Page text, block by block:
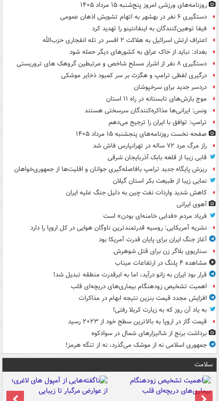
روزنامه‌های ورزشی امروز پنج‌شنبه ۱۵ مرداد ۱۴۰۵
دستگیری ۶ نفر در بهشهر به اتهام تشویش اذهان عمومی
فیفا توهین‌کنندگان به اینفانتینو را تهدید کرد
اعتراف ارتش اسرائیل به هلاکت ۲ افسر در تله انفجاری حزب‌الله
بغداد: نباید از خاک عراق به کشورهای دیگر حمله شود
دستگیری ۸ نفر از اشرار مسلح شاخص و مرتبطین گروهک های تروریستی
درگیری لفظی ترامپ و هگزث بر سر کمبود ذخایر موشکی
دردسر جدید برای سرخپوشان
موج بارش‌های تابستانه در راه ۱۱ استان
ونس: ایرانی‌ها مذاکره‌کنندگان سرسختی هستند
ترامپ: توافق با ایران را ترجیح می‌دهم
صفحه نخست روزنامه‌های پنجشنبه ۱۵ مرداد ۱۴۰۵
راز مرگ مرد ۷۲ ساله در تهرانپارس فاش شد
قابی زیبا از قلعه بابک آذربایجان شرقی
ریزش پایگاه جدید ترامپ بافاصله‌گیری جوانان و اقلیت‌ها از جمهوری‌خواهان
نمایی زیبا از طبیعت بکر استان گیلان
کاهش شدید واردات نفت چین به دلیل جنگ علیه ایران
آهوی ایرانی
فریاد مردم «فدایی خامنه‌ای بودن» است
نشریه آمریکایی: روسیه قدرتمندترین ناوگان هوایی در کل اروپا را دارد
آغاز جنگ ایران برای پایان قدرت آمریکا بود
سناریوی بلاگر زن برای قتل شوهرش
مشاهده ۴ پلنگ در ارتفاعات میناب
قرار بود ایران به زانو درآید، اما به ابرقدرت منطقه تبدیل شد!
اهمیت تشخیص زودهنگام بیماری‌های دریچه‌ای قلب
افزایش مجدد قیمت بنزین نتیجه ابهام در مذاکرات
به یاد آن روز که به زیارت کربلا رفتی!
قیمت گاز در اروپا به بالاترین سطح خود از ۲۰۲۳ رسید
برداشت برنج از شالیزارهای شمال در سوادکوه
جمهوری اسلامی نه از موشک می‌گذرد، نه از تنگه هرمز!
سلامت